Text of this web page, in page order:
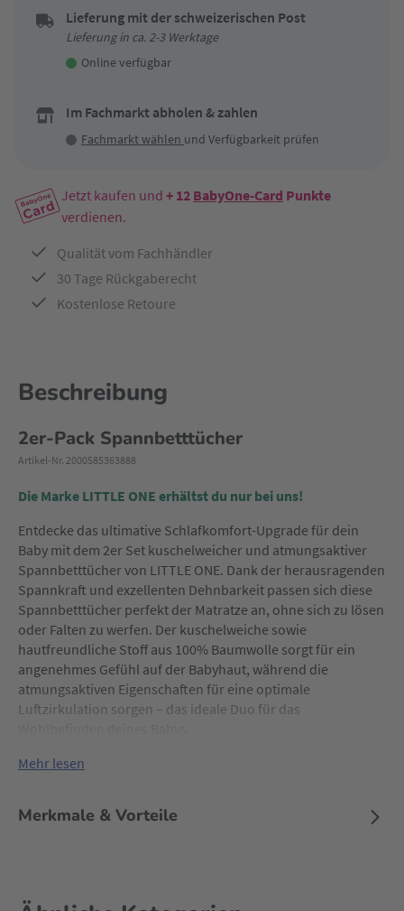
Lieferung mit der schweizerischen Post
Lieferung in ca. 2-3 Werktage
Online verfügbar
Im Fachmarkt abholen & zahlen
Fachmarkt wählen und Verfügbarkeit prüfen
Jetzt kaufen und + 12 BabyOne-Card Punkte
verdienen.
Qualität vom Fachhändler
30 Tage Rückgaberecht
Kostenlose Retoure
Beschreibung
2er-Pack Spannbetttücher
Artikel-Nr. 2000585363888
Die Marke LITTLE ONE erhältst du nur bei uns!
Entdecke das ultimative Schlafkomfort-Upgrade für dein
Baby mit dem 2er Set kuschelweicher und atmungsaktiver
Spannbetttücher von LITTLE ONE. Dank der herausragenden
Spannkraft und exzellenten Dehnbarkeit passen sich diese
Spannbetttücher perfekt der Matratze an, ohne sich zu lösen
oder Falten zu werfen. Der kuschelweiche sowie
hautfreundliche Stoff aus 100% Baumwolle sorgt für ein
angenehmes Gefühl auf der Babyhaut, während die
atmungsaktiven Eigenschaften für eine optimale
Luftzirkulation sorgen – das ideale Duo für das
Mehr lesen
Merkmale & Vorteile